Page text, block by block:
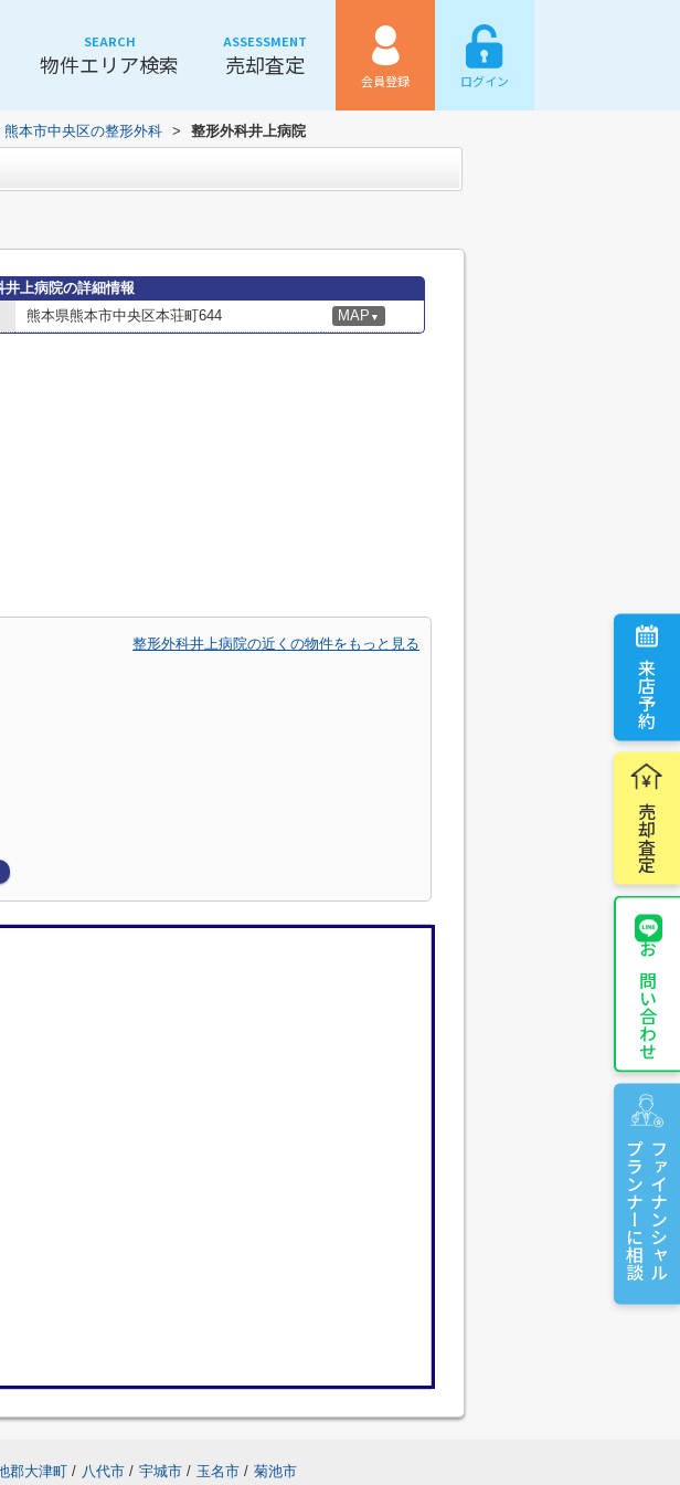
SEARCH
物件エリア検索
ASSESSMENT
売却査定
会員登録 ログイン
来店予約
売却査定
お問い合わせ
ファイナンシャル
プランナーに相談
熊本市中央区の整形外科 > 整形外科井上病院
井上病院の詳細情報
熊本県熊本市中央区本荘町644 MAP ▼
整形外科井上病院の近くの物件をもっと見る
郡大津町 / 八代市 / 宇城市 / 玉名市 / 菊池市